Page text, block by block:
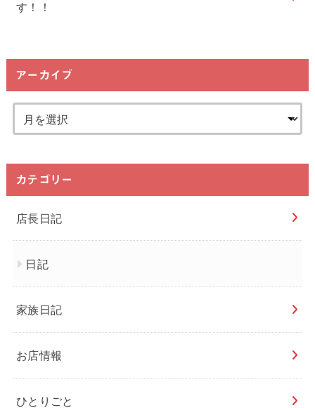
す！！
アーカイブ
カテゴリー
店長日記
日記
家族日記
お店情報
ひとりごと